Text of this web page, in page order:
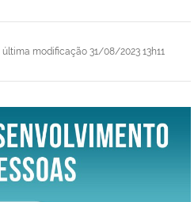
última modificação 31/08/2023 13h11